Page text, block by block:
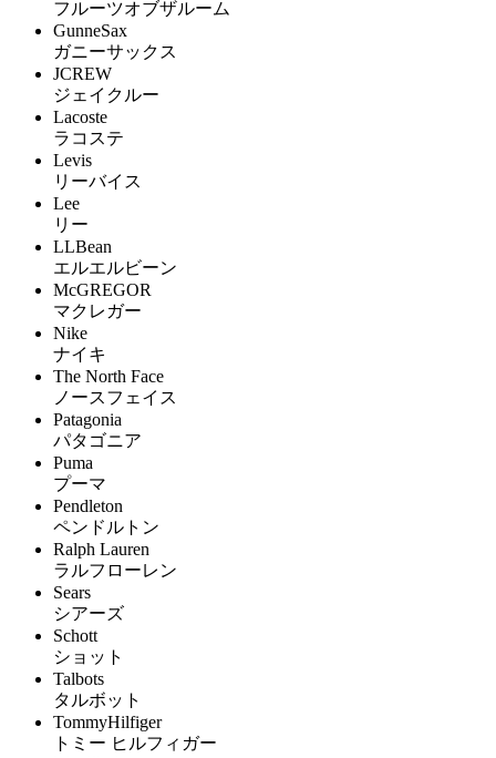
フルーツオブザルーム
GunneSax
ガニーサックス
JCREW
ジェイクルー
Lacoste
ラコステ
Levis
リーバイス
Lee
リー
LLBean
エルエルビーン
McGREGOR
マクレガー
Nike
ナイキ
The North Face
ノースフェイス
Patagonia
パタゴニア
Puma
プーマ
Pendleton
ペンドルトン
Ralph Lauren
ラルフローレン
Sears
シアーズ
Schott
ショット
Talbots
タルボット
TommyHilfiger
トミー ヒルフィガー